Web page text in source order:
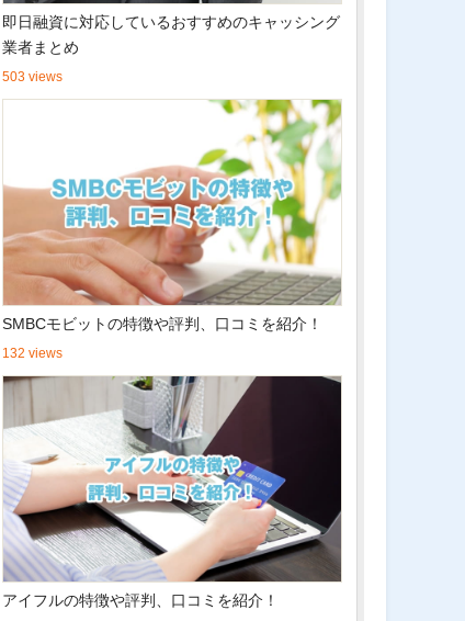
即日融資に対応しているおすすめのキャッシング
業者まとめ
503 views
SMBCモビットの特徴や評判、口コミを紹介！
132 views
アイフルの特徴や評判、口コミを紹介！